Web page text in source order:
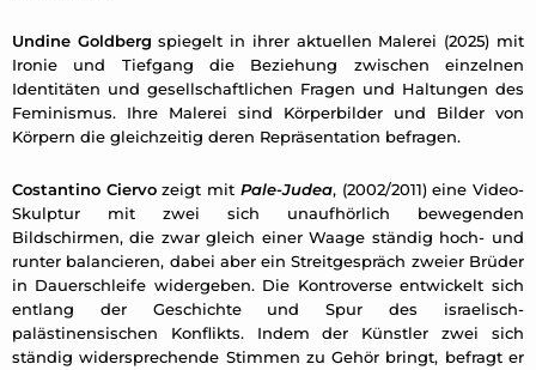
Undine Goldberg spiegelt in ihrer aktuellen Malerei (2025) mit
Ironie und Tiefgang die Beziehung zwischen einzelnen
Identitäten und gesellschaftlichen Fragen und Haltungen des
Feminismus. Ihre Malerei sind Körperbilder und Bilder von
Körpern die gleichzeitig deren Repräsentation befragen.
Costantino Ciervozeigt mit Pale-Judea, (2002/2011) eine Video-
Skulptur mit zwei sich unaufhörlich bewegenden
Bildschirmen, die zwar gleich einer Waage ständig hoch- und
runter balancieren, dabei aber ein Streitgespräch zweier Brüder
in Dauerschleife widergeben. Die Kontroverse entwickelt sich
entlang der Geschichte und Spur des israelisch-
palästinensischen Konflikts. Indem der Künstler zwei sich
ständig widersprechende Stimmen zu Gehör bringt, befragt er